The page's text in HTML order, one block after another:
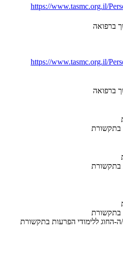
https://www.tasmc.org.il/
ברפואה
https://www.tasmc.org.il/
ברפואה
בתקשורת
בתקשורת
בתקשורת
החוג ללימודי הפרעות בתקשורת